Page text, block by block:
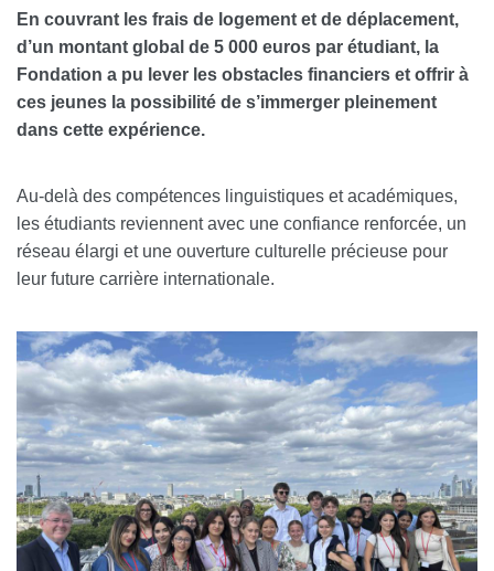
En couvrant les frais de logement et de déplacement,
d’un montant global de 5 000 euros par étudiant, la
Fondation a pu lever les obstacles financiers et offrir à
ces jeunes la possibilité de s’immerger pleinement
dans cette expérience.
Au-delà des compétences linguistiques et académiques,
les étudiants reviennent avec une confiance renforcée, un
réseau élargi et une ouverture culturelle précieuse pour
leur future carrière internationale.